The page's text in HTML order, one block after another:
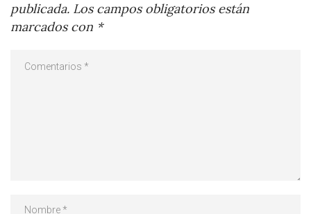
publicada. Los campos obligatorios están
marcados con *